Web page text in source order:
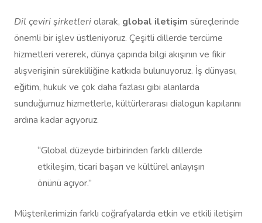
Dil çeviri şirketleriolarak, global iletişim süreçlerinde
önemli bir işlev üstleniyoruz. Çeşitli dillerde tercüme
hizmetleri vererek, dünya çapında bilgi akışının ve fikir
alışverişinin sürekliliğine katkıda bulunuyoruz. İş dünyası,
eğitim, hukuk ve çok daha fazlası gibi alanlarda
sunduğumuz hizmetlerle, kültürlerarası dialogun kapılarını
ardına kadar açıyoruz.
“Global düzeyde birbirinden farklı dillerde
etkileşim, ticari başarı ve kültürel anlayışın
önünü açıyor.”
Müşterilerimizin farklı coğrafyalarda etkin ve etkili iletişim